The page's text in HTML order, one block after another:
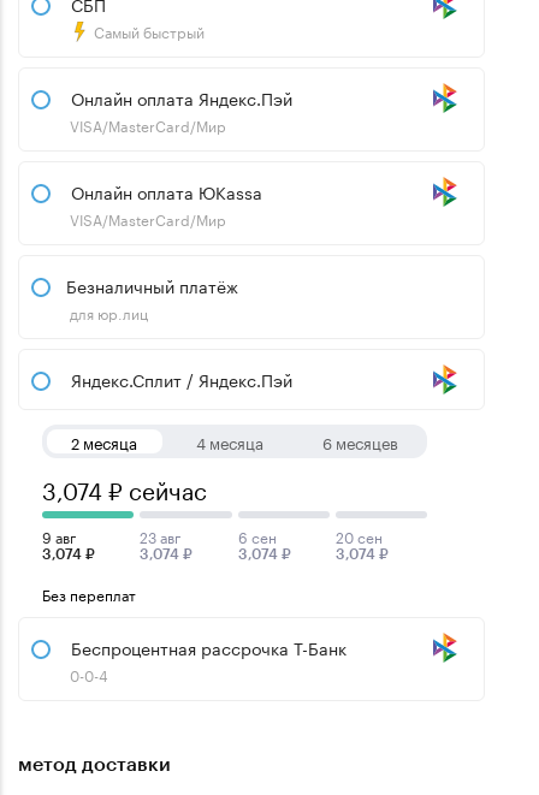
Самый быстрый
Онлайн оплата Яндекс.Пэй
VISA/MasterCard/Мир
Онлайн оплата ЮKassa
VISA/MasterCard/Мир
Безналичный платёж
для юр.лиц
Яндекс.Сплит / Яндекс.Пэй
2 месяца 4 месяца 6 месяцев
3,074 ₽ сейчас
9 авг
3,074 ₽
23 авг
3,074 ₽
6 сен
3,074 ₽
20 сен
3,074 ₽
Без переплат
Беспроцентная рассрочка Т-Банк
0-0-4
метод доставки